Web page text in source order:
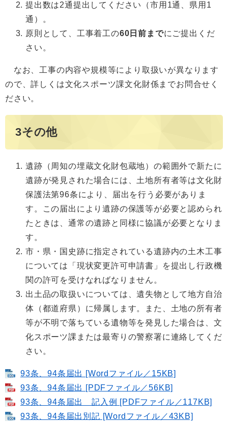
提出数は2通提出してください（市用1通、県用1
通）。
原則として、工事着工の60日前までにご提出くだ
さい。
なお、工事の内容や規模等により取扱いが異なります
ので、詳しくは文化スポーツ課文化財係までお問合せく
ださい。
3その他
遺跡（周知の埋蔵文化財包蔵地）の範囲外で新たに
遺跡が発見された場合には、土地所有者等は文化財
保護法第96条により、届出を行う必要がありま
す。この届出により遺跡の保護等が必要と認められ
たときは、通常の遺跡と同様に協議が必要となりま
す。
市・県・国史跡に指定されている遺跡内の土木工事
については「現状変更許可申請書」を提出し行政機
関の許可を受けなればなりません。
出土品の取扱いについては、遺失物として地方自治
体（都道府県）に帰属します。また、土地の所有者
等が不明で落ちている遺物等を発見した場合は、文
化スポーツ課または最寄りの警察署に連絡してくだ
さい。
93条、94条届出 [Wordファイル／15KB]
93条、94条届出 [PDFファイル／56KB]
93条、94条届出 記入例 [PDFファイル／117KB]
93条、94条届出別記 [Wordファイル／43KB]